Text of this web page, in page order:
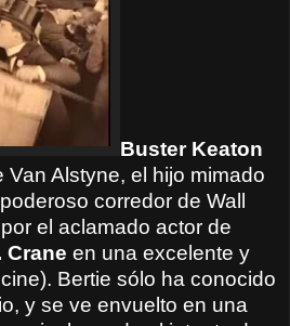
Buster Keaton
Van Alstyne, el hijo mimado
corredor de Wall
el aclamado actor de
Crane en una excelente y
Bertie sólo ha conocido
y se ve envuelto en una